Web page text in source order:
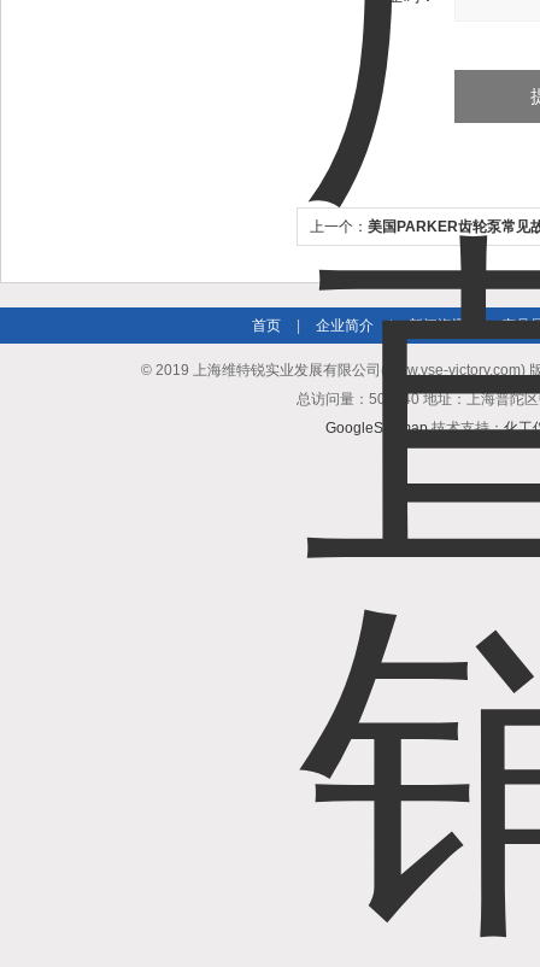
上一个： 美国PARKER齿轮泵常见
首页 企业简介 | 新闻资讯 | 产品
© 2019 上海维特锐实业发展有限公司(www.vse-victory.com)
总访问量：509740 地址：上海普陀
GoogleSitemap技术支持：化工